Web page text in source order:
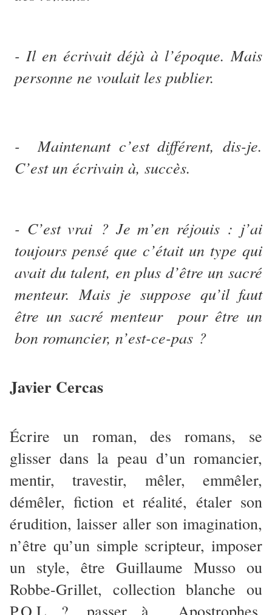
- Il en écrivait déjà à l’époque. Mais
personne ne voulait les publier.
- Maintenant c’est différent, dis-je.
C’est un écrivain à, succès.
- C’est vrai ? Je m’en réjouis : j’ai
toujours pensé que c’était un type qui
avait du talent, en plus d’être un sacré
menteur. Mais je suppose qu’il faut
être un sacré menteur pour être un
bon romancier, n’est-ce-pas ?
Javier Cercas
Écrire un roman, des romans, se
glisser dans la peau d’un romancier,
mentir, travestir, mêler, emmêler,
démêler, fiction et réalité, étaler son
érudition, laisser aller son imagination,
n’être qu’un simple scripteur, imposer
un style, être Guillaume Musso ou
Robbe-Grillet, collection blanche ou